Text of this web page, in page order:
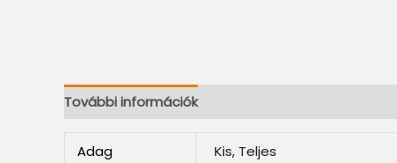
További információk
Adag Kis, Teljes